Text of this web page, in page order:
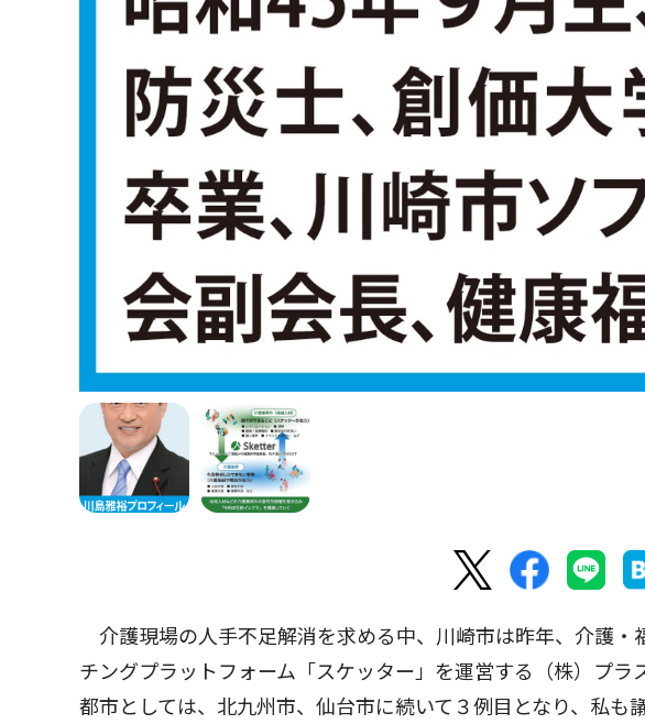
介護現場の人手不足解消を求める中、川崎市は昨年、介護・
チングプラットフォーム「スケッター」を運営する（株）プ
都市としては、北九州市、仙台市に続いて３例目となり、私も